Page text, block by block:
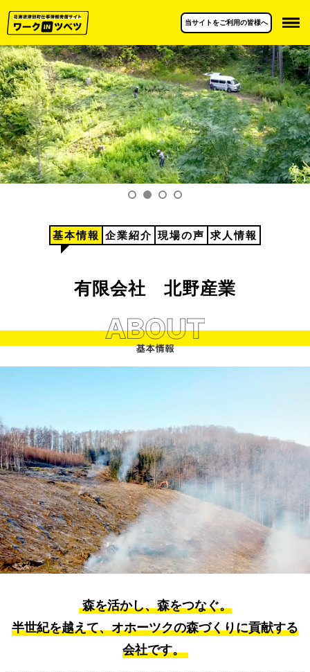
当サイトをご利用の皆様へ
基本情報 企業紹介 現場の声 求人情報
有限会社 北野産業
森を活かし、森をつなぐ。
半世紀を越えて、オホーツクの森づくりに貢献する
会社です。